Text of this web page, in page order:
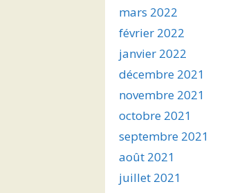
mars 2022
février 2022
janvier 2022
décembre 2021
novembre 2021
octobre 2021
septembre 2021
août 2021
juillet 2021